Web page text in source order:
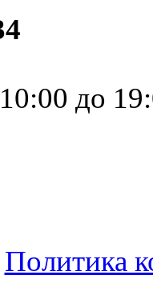
до
Политика